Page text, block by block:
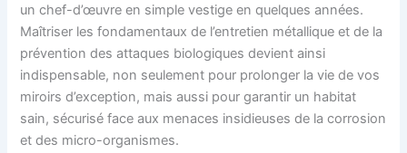
un chef-d’œuvre en simple vestige en quelques années.
Maîtriser les fondamentaux de l’entretien métallique et de la
prévention des attaques biologiques devient ainsi
indispensable, non seulement pour prolonger la vie de vos
miroirs d’exception, mais aussi pour garantir un habitat
sain, sécurisé face aux menaces insidieuses de la corrosion
et des micro-organismes.